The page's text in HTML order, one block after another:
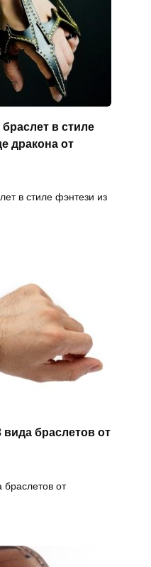
в стиле
дракона от
в стиле фэнтези из
браслетов от
от